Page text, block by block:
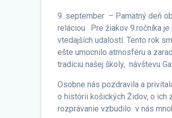
9. september – Pamätný deň
reláciou. Pre žiakov 9.ročníka
vtedajších udalostí. Tento rok
ešte umocnilo atmosféru a
tradíciu našej školy, návštevu
Osobne nás pozdravila a
o histórii košických Židov, o ich
rozprávanie vzbudilo v nás